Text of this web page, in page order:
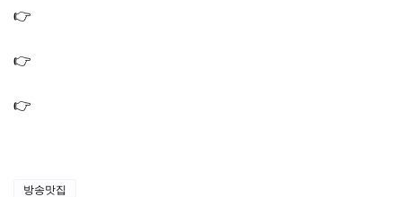
👉
👉
👉
방송맛집